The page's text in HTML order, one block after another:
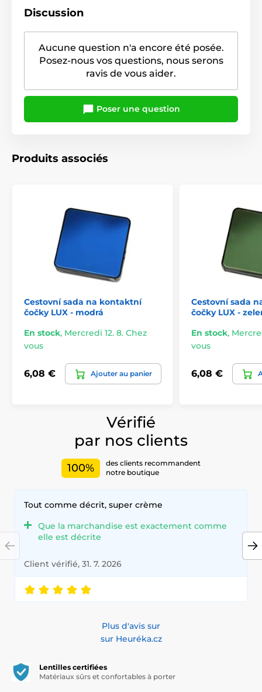
Discussion
Aucune question n'a encore été posée.
Posez-nous vos questions, nous serons
ravis de vous aider.
Poser une question
Produits associés
Cestovní sada na kontaktní
čočky LUX - modrá
En stock, Mercredi 12. 8. Chez
vous
6,08 € Ajouter au panier
Cestovní sada
čočky LUX -
En stock,
vous
6,08 €
Vérifié
par nos clients
100%
des clients recommandent
notre boutique
Tout comme décrit, super crème
Que la marchandise est exactement comme
elle est décrite
Client vérifié, 31. 7. 2026
Plus d'avis sur
sur Heuréka.cz
Lentilles certifiées
Matériaux sûrs et confortables à porter